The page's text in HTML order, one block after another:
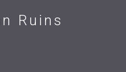
Ruins